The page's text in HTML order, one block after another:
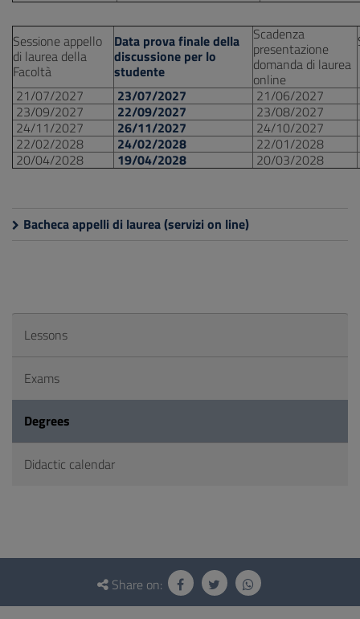
Sessione appello
di laurea della
Facoltà
Data prova finale della
discussione per lo
studente
Scadenza
presentazione
domanda di laurea
online
21/07/2027
23/07/2027 21/06/2027
23/09/2027
22/09/2027 23/08/2027
24/11/2027
26/11/2027 24/10/2027
22/02/2028
24/02/2028 22/01/2028
20/04/2028
19/04/2028 20/03/2028
Bacheca appelli di laurea (servizi on line)
Lessons
Exams
Degrees
Didactic calendar
Questionnaire
social
Share on: